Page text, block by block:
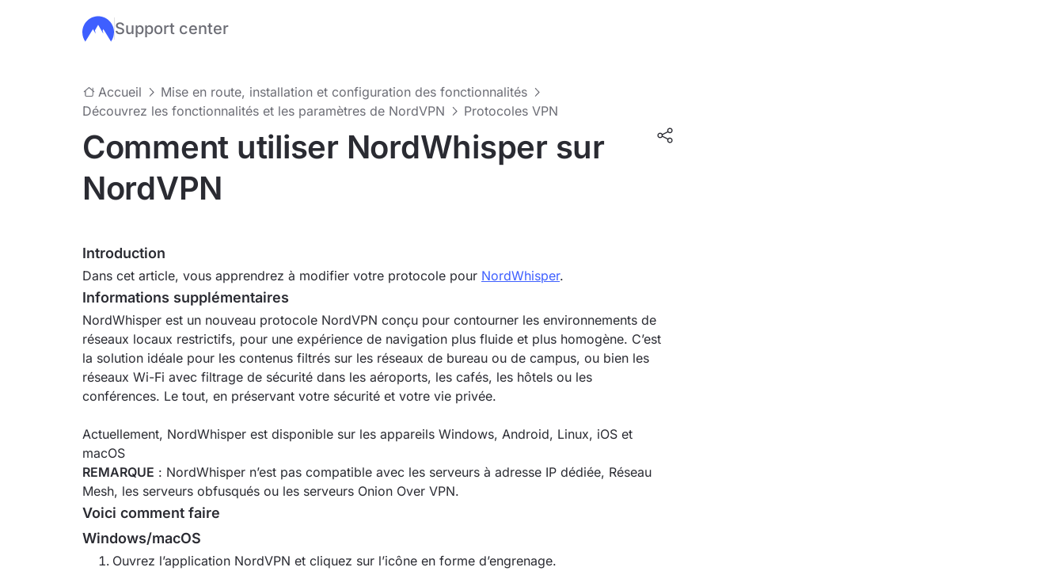
Passer au contenu principal
Support center
Accueil
Mise en route, installation et configuration des fonctionnalités
Découvrez les fonctionnalités et les paramètres de NordVPN
Protocoles VPN
Comment utiliser NordWhisper sur
NordVPN
Introduction
Dans cet article, vous apprendrez à modifier votre protocole pour NordWhisper.
Informations supplémentaires
NordWhisper est un nouveau protocole NordVPN conçu pour contourner les environnements de
réseaux locaux restrictifs, pour une expérience de navigation plus fluide et plus homogène. C’est
la solution idéale pour les contenus filtrés sur les réseaux de bureau ou de campus, ou bien les
réseaux Wi-Fi avec filtrage de sécurité dans les aéroports, les cafés, les hôtels ou les
conférences. Le tout, en préservant votre sécurité et votre vie privée.
Actuellement, NordWhisper est disponible sur les appareils Windows, Android, Linux, iOS et
macOS
REMARQUE : NordWhisper n’est pas compatible avec les serveurs à adresse IP dédiée, Réseau
Mesh, les serveurs obfusqués ou les serveurs Onion Over VPN.
Voici comment faire
Windows/macOS
Ouvrez l’application NordVPN et cliquez sur l’icône en forme d’engrenage.